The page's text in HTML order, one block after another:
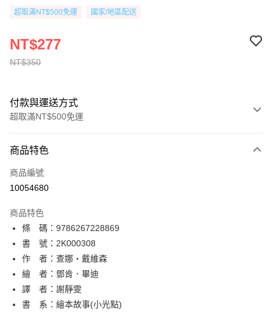
超取滿NT$500免運 國家/地區配送
NT$350
NT$277
付款與運送方式
超取滿NT$500免運
信用卡一次付款
超商取貨付款
相關說明
【關於「AFTEE先享後付」】
AFTEE先享後付是「在收到商品之後才付款」的支付方式。 讓您購物簡單
便利好安心！
１．簡單：不需註冊會員、不需綁卡、不需儲值。
２．便利：只要手機號碼，簡訊認證，即可結帳。
３．安心：先確認商品／服務後，再付款。
【「AFTEE先享後付」結帳流程】
ATM付款
運送方式
全家取貨付款
每筆NT$80，滿NT$500(含以上)免運費
商品特色
商品編號
10054680
商品特色
條 碼：9786267228869
書 號：2K000308
作 者：查娜‧戴維森
繪 者：鄧肯．畢迪
譯 者：謝靜雯
書 系：繪本故事(小光點)